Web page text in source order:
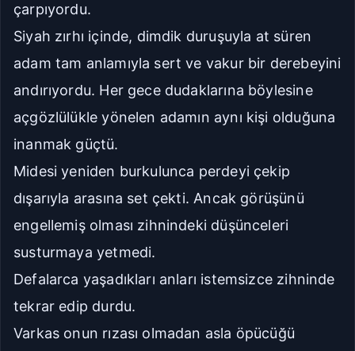
çarpıyordu.
Siyah zırhı içinde, dimdik duruşuyla at süren
adam tam anlamıyla sert ve vakur bir derebeyini
andırıyordu. Her gece dudaklarına böylesine
açgözlülükle yönelen adamın aynı kişi olduğuna
inanmak güçtü.
Midesi yeniden burkulunca perdeyi çekip
dışarıyla arasına set çekti. Ancak görüşünü
engellemiş olması zihnindeki düşünceleri
susturmaya yetmedi.
Defalarca yaşadıkları anları istemsizce zihninde
tekrar edip durdu.
Varkas onun rızası olmadan asla öpücüğü